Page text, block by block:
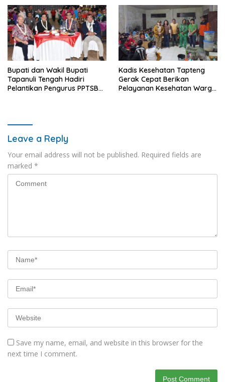
Bupati dan Wakil Bupati
Tapanuli Tengah Hadiri
Pelantikan Pengurus PPTSB
Kadis Kesehatan Tapteng
Gerak Cepat Berikan
Pelayanan Kesehatan Warga
Leave a Reply
Your email address will not be published. Required fields are
marked *
Save my name, email, and website in this browser for the
next time I comment.